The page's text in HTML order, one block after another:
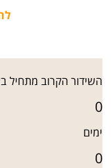
השידור הקרוב מתחיל
0
ימים
0